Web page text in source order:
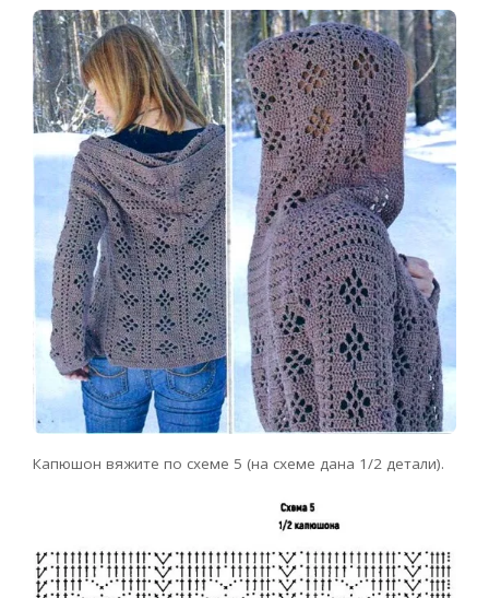
Капюшон вяжите по схеме 5 (на схеме дана 1/2 детали).